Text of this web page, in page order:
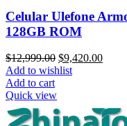
Celular Ulefone
128GB ROM
$12,999.00 Original
price
$9,420.00
Add to wishlist
Add to cart
Quick view